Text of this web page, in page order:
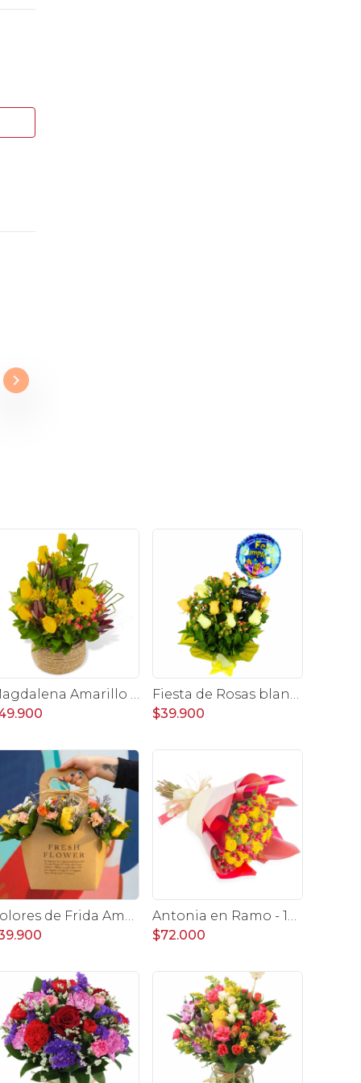
Magdalena Amarillo - Arreglo floral con rosas, gerbera y astromelias amarillas
Fiesta de Rosas blanco y amarillo - arreglo con rosas, hypericum y globo feliz cumpleaños
$39.900
Colores de Frida Amarillo Flower Bag - Arreglo floral con rosas, claveles, estate y limonium
Antonia en Ramo - 18 rosas ecuatorianas amarillo e hypericum
$72.000